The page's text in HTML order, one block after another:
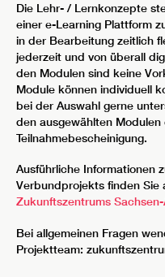
Die Lehr- / Lernkonzepte
einer e-Learning Plattform
in der Bearbeitung zeitlich
jederzeit und von überall
den Modulen sind keine
Module können individuell
bei der Auswahl gerne
den ausgewählten Modulen
Teilnahmebescheinigung.
Ausführliche Informationen
Verbundprojekts finden Sie
Zukunftszentrums
Bei allgemeinen Fragen
Projektteam: